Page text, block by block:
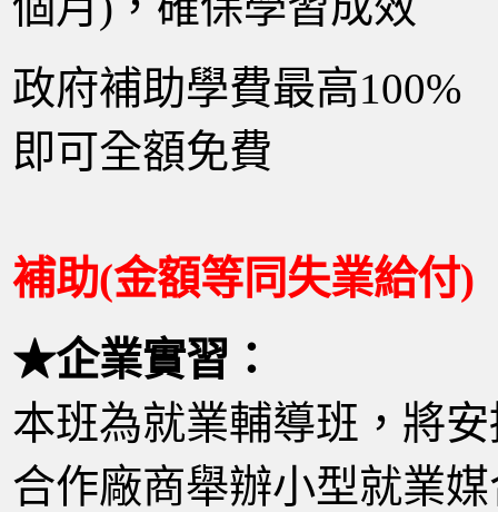
政府補助學費最高
即可全額免費
補助(金額等同失業給付)
★企業實習：
本班為就業輔導班，將
合作廠商舉辦小型就業